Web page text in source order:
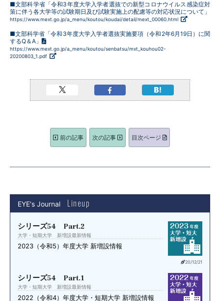
■文部科学省「令和3年度大学入学者選抜での新型コロナウイルス感染症対
策に伴う各大学等の試験期日及び試験実施上の配慮等の対応状況について」
https://www.mext.go.jp/a_menu/koutou/koudai/detail/mext_00060.html
■文部科学省「令和3年度大学入学者選抜実施要項（令和2年6月19日）に関
するQ＆A」
https://www.mext.go.jp/a_menu/koutou/senbatsu/mxt_kouhou02-
20200803_1.pdf
前の記事 次の記事 目次ページ
EYE's Journal Lineup
20/12/21
シリーズ54 Part.2
大学・短期大学 新増設最新情報
2023（令和5）年度大学 新増設情報
シリーズ54 Part.1
大学・短期大学 新増設最新情報
2022（令和4）年度大学・短期大学 新増設情報